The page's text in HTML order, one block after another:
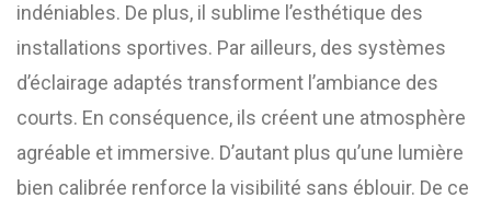
indéniables. De plus, il sublime l’esthétique des
installations sportives. Par ailleurs, des systèmes
d’éclairage adaptés transforment l’ambiance des
courts. En conséquence, ils créent une atmosphère
agréable et immersive. D’autant plus qu’une lumière
bien calibrée renforce la visibilité sans éblouir. De ce